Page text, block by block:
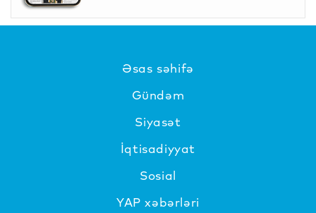
Əsas səhifə
Gündəm
Siyasət
İqtisadiyyat
Sosial
YAP xəbərləri